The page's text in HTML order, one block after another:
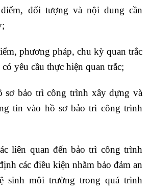
đối tượng và nội dung cần
phương pháp, chu kỳ quan trắc
yêu cầu thực hiện quan trắc;
sơ bảo trì công trình xây dựng và
tin vào hồ sơ bảo trì công trình
liên quan đến bảo trì công trình
các điều kiện nhằm bảo đảm an
sinh môi trường trong quá trình